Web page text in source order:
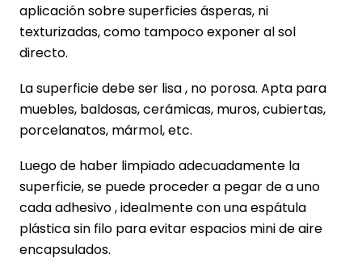
aplicación sobre superficies ásperas, ni
texturizadas, como tampoco exponer al sol
directo.
La superficie debe ser lisa , no porosa. Apta para
muebles, baldosas, cerámicas, muros, cubiertas,
porcelanatos, mármol, etc.
Luego de haber limpiado adecuadamente la
superficie, se puede proceder a pegar de a uno
cada adhesivo , idealmente con una espátula
plástica sin filo para evitar espacios mini de aire
encapsulados.